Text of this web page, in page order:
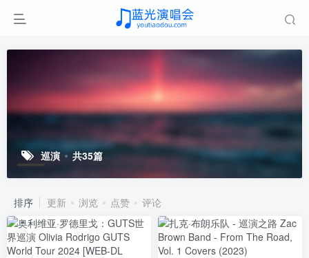
巡演 共35篇
排序 更新 浏览 点赞 评论